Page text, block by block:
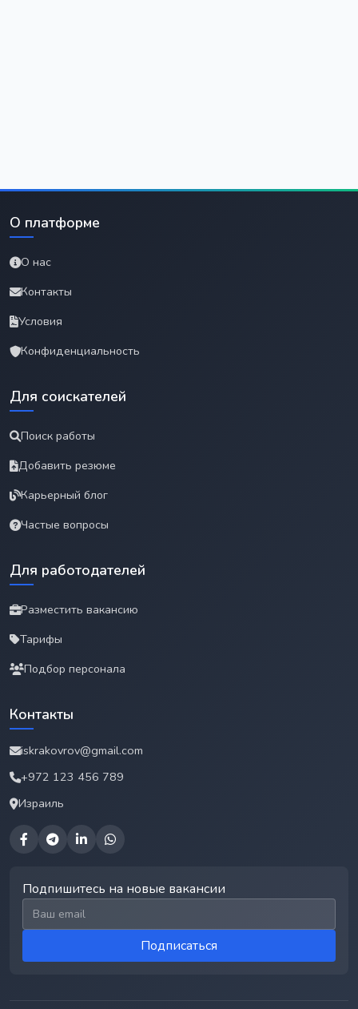
О платформе
О нас
Контакты
Условия
Конфиденциальность
Для соискателей
Поиск работы
Добавить резюме
Карьерный блог
Частые вопросы
Для работодателей
Разместить вакансию
Тарифы
Подбор персонала
Контакты
iskrakovrov@gmail.com
+972 123 456 789
Израиль
Подпишитесь на новые вакансии
Email для подписки
Подписаться